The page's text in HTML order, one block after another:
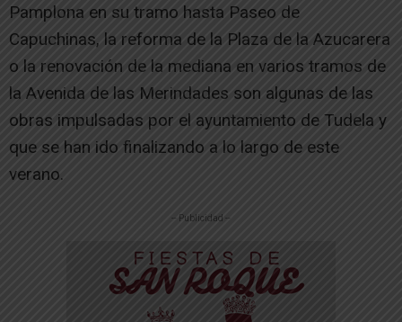
Pamplona en su tramo hasta Paseo de
Capuchinas, la reforma de la Plaza de la Azucarera
o la renovación de la mediana en varios tramos de
la Avenida de las Merindades son algunas de las
obras impulsadas por el ayuntamiento de Tudela y
que se han ido finalizando a lo largo de este
verano.
-- Publicidad --